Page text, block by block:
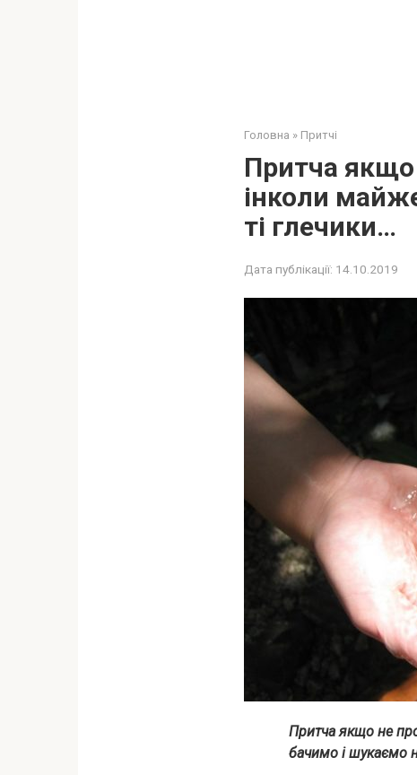
Головна » Притчі
Притча якщо
інколи
ті глечики…
Дата публікації: 14.10.2019
Притча якщо не
бачимо і шукаємо